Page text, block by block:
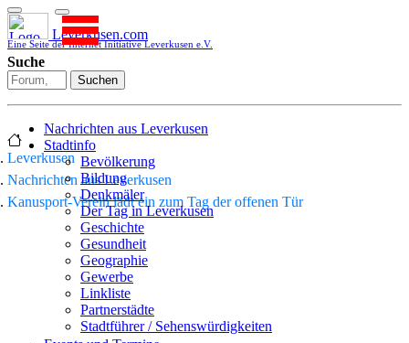
Leverkusen.com
Eine Seite der Internet Initiative Leverkusen e.V.
Suche
Suchen
Nachrichten aus Leverkusen
Stadtinfo
Bevölkerung
Bildung
Denkmäler
Der Tag in Leverkusen
Geschichte
Gesundheit
Geographie
Gewerbe
Linkliste
Partnerstädte
Stadtführer / Sehenswürdigkeiten
Leverkusen
Nachrichten aus Leverkusen
Kanusport-Verein lädt ein zum Tag der offenen Tür